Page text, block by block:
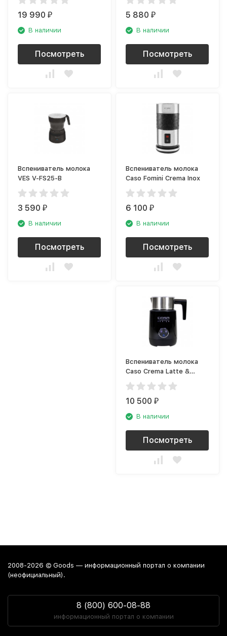
19 990₽
В наличии
Посмотреть
5 880₽
В наличии
Посмотреть
Вспениватель молока
VES V-FS25-B
3 590₽
В наличии
Посмотреть
Вспениватель молока
Caso Fomini Crema Inox
6 100₽
В наличии
Посмотреть
Вспениватель молока
Caso Crema Latte &
Cacao
10 500₽
В наличии
Посмотреть
2008-2026 © Goods — информационный портал о компании
(неофициальный).
8 (800) 600-08-88
информационный портал о компании